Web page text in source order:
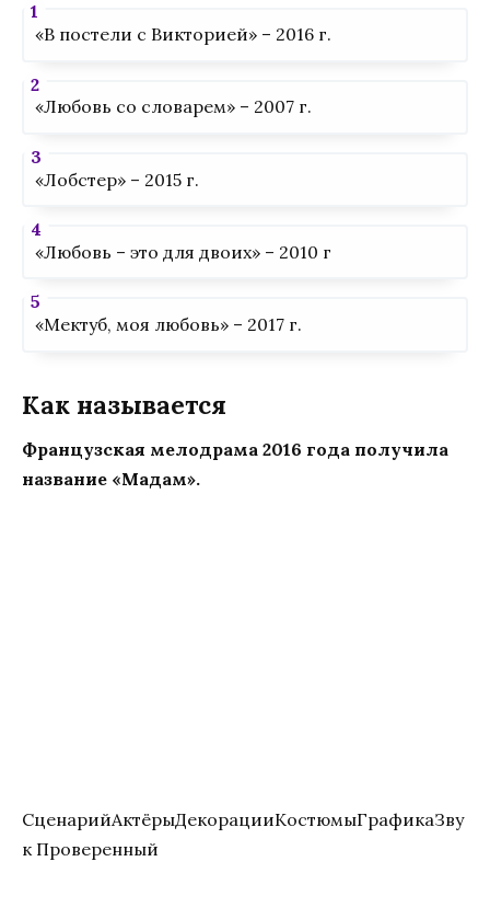
«В постели с Викторией» – 2016 г.
«Любовь со словарем» – 2007 г.
«Лобстер» – 2015 г.
«Любовь – это для двоих» – 2010 г
«Мектуб, моя любовь» – 2017 г.
Как называется
Французская мелодрама 2016 года получила
название «Мадам».
СценарийАктёрыДекорацииКостюмыГрафикаЗву
к Проверенный